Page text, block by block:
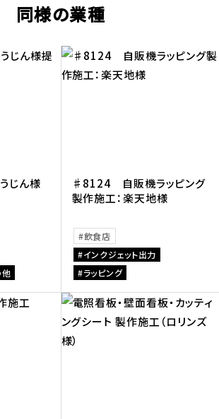
同様の業種
じん様
他
♯8124 自販機ラッピング
製作施工：楽天地様
飲食店
インクジェット出力
ラッピング